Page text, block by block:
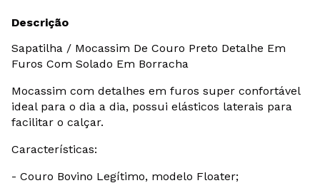
Descrição
Sapatilha / Mocassim De Couro Preto Detalhe Em
Furos Com Solado Em Borracha
Mocassim com detalhes em furos super confortável
ideal para o dia a dia, possui elásticos laterais para
facilitar o calçar.
Características:
- Couro Bovino Legítimo, modelo Floater;